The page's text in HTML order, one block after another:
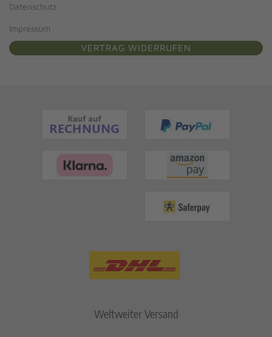
Datenschutz
Impressum
VERTRAG WIDERRUFEN
Weltweiter Versand